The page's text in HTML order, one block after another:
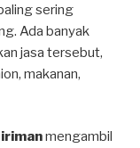
sering
Ada banyak
jasa tersebut,
makanan,
mengambil